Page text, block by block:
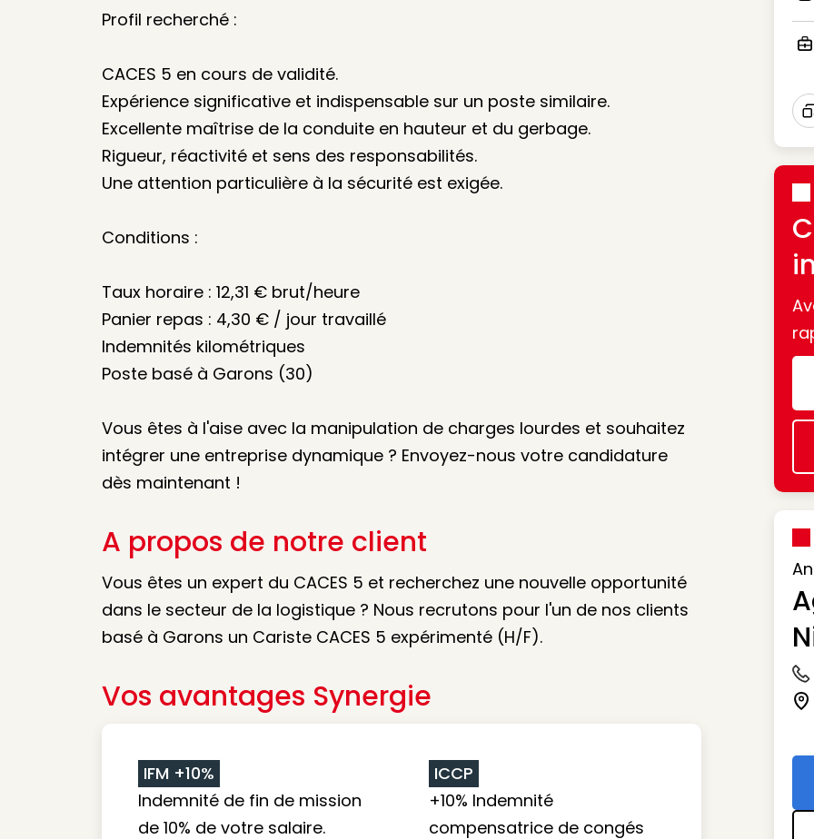
Profil recherché :
CACES 5 en cours de validité.
Expérience significative et indispensable sur un poste similaire.
Excellente maîtrise de la conduite en hauteur et du gerbage.
Rigueur, réactivité et sens des responsabilités.
Une attention particulière à la sécurité est exigée.
Conditions :
Taux horaire : 12,31 € brut/heure
Panier repas : 4,30 € / jour travaillé
Indemnités kilométriques
Poste basé à Garons (30)
Vous êtes à l'aise avec la manipulation de charges lourdes et souhaitez
intégrer une entreprise dynamique ? Envoyez-nous votre candidature
dès maintenant !
A propos de notre client
Vous êtes un expert du CACES 5 et recherchez une nouvelle opportunité
dans le secteur de la logistique ? Nous recrutons pour l'un de nos clients
basé à Garons un Cariste CACES 5 expérimenté (H/F).
Vos avantages Synergie
IFM +10%
Indemnité de fin de mission
de 10% de votre salaire.
ICCP
+10% Indemnité
compensatrice de congés